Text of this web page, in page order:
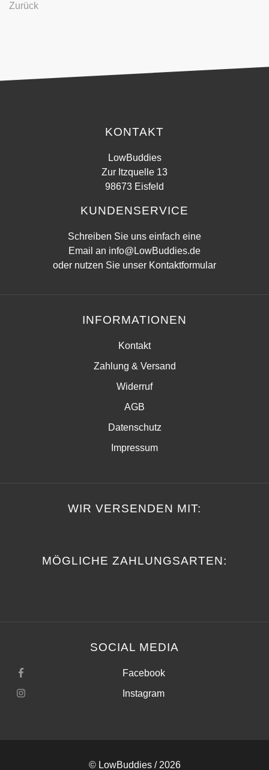
Zurück
KONTAKT
LowBuddies
Zur Itzquelle 13
98673 Eisfeld
KUNDENSERVICE
Schreiben Sie uns einfach eine
Email an info@LowBuddies.de
oder nutzen Sie unser Kontaktformular
INFORMATIONEN
Kontakt
Zahlung & Versand
Widerruf
AGB
Datenschutz
Impressum
WIR VERSENDEN MIT:
MÖGLICHE ZAHLUNGSARTEN:
SOCIAL MEDIA
Facebook
Instagram
© LowBuddies/ 2026